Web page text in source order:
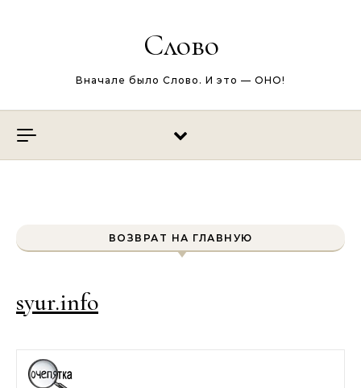
Слово
Вначале было Слово. И это — ОНО!
ВОЗВРАТ НА ГЛАВНУЮ
syur.info